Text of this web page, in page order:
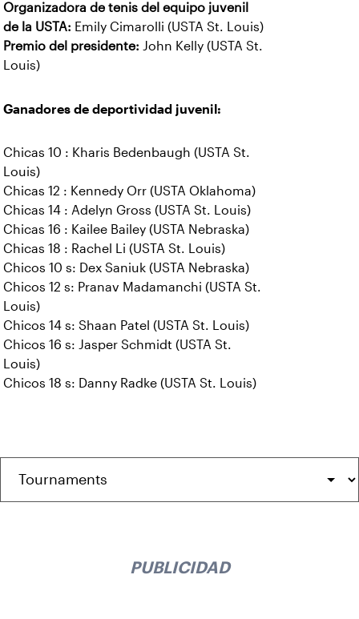
Organizadora de tenis del equipo juvenil
de la USTA: Emily Cimarolli (USTA St. Louis)
Premio del presidente: John Kelly (USTA St.
Louis)
Ganadores de deportividad juvenil:
Chicas 10 : Kharis Bedenbaugh (USTA St.
Louis)
Chicas 12 : Kennedy Orr (USTA Oklahoma)
Chicas 14 : Adelyn Gross (USTA St. Louis)
Chicas 16 : Kailee Bailey (USTA Nebraska)
Chicas 18 : Rachel Li (USTA St. Louis)
Chicos 10 s: Dex Saniuk (USTA Nebraska)
Chicos 12 s: Pranav Madamanchi (USTA St.
Louis)
Chicos 14 s: Shaan Patel (USTA St. Louis)
Chicos 16 s: Jasper Schmidt (USTA St.
Louis)
Chicos 18 s: Danny Radke (USTA St. Louis)
PUBLICIDAD